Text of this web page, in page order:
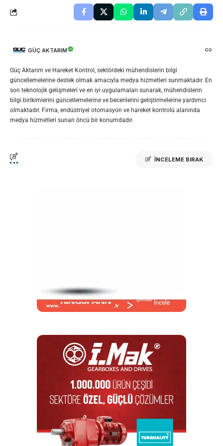
GÜÇ AKTARIM
Güç Aktarım ve Hareket Kontrol, sektördeki mühendislerin bilgi
güncellemelerine destek olmak amacıyla medya hizmetleri sunmaktadır. En
son teknolojik gelişmeleri ve en iyi uygulamaları sunarak, mühendislerin
bilgi birikimlerini güncellemelerine ve becerilerini geliştirmelerine yardımcı
olmaktadır. Firma, endüstriyel otomasyon ve hareket kontrolü alanında
medya hizmetleri sunan öncü bir konumdadır.
İNCELEME BIRAK